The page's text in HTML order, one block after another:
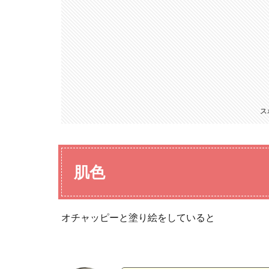
ス
肌色
オチャッピーと塗り絵をしていると